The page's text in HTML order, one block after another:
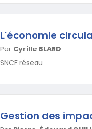
L'économie
Par Cyrille BLARD
SNCF réseau
Gestion des